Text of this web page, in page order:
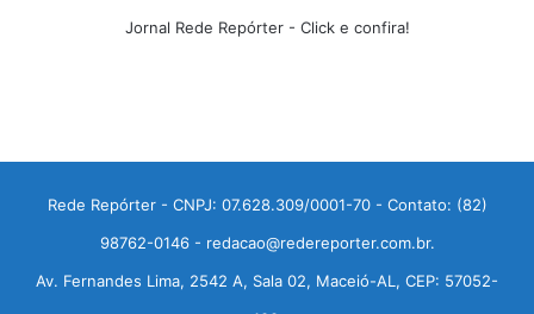
Jornal Rede Repórter - Click e confira!
Rede Repórter - CNPJ: 07.628.309/0001-70 - Contato: (82)
98762-0146 - redacao@redereporter.com.br.
Av. Fernandes Lima, 2542 A, Sala 02, Maceió-AL, CEP: 57052-